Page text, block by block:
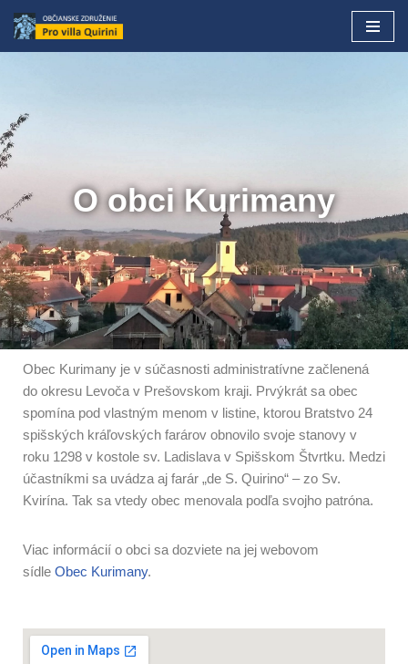
Preskočiť
O obci Kurimany
Obec Kurimany je v súčasnosti administratívne začlenená
do okresu Levoča v Prešovskom kraji. Prvýkrát sa obec
spomína pod vlastným menom v listine, ktorou Bratstvo 24
spišských kráľovských farárov obnovilo svoje stanovy v
roku 1298 v kostole sv. Ladislava v Spišskom Štvrtku. Medzi
účastníkmi sa uvádza aj farár „de S. Quirino“ – zo Sv.
Kvirína. Tak sa vtedy obec menovala podľa svojho patróna.
Viac informácií o obci sa dozviete na jej webovom
sídle Obec Kurimany.